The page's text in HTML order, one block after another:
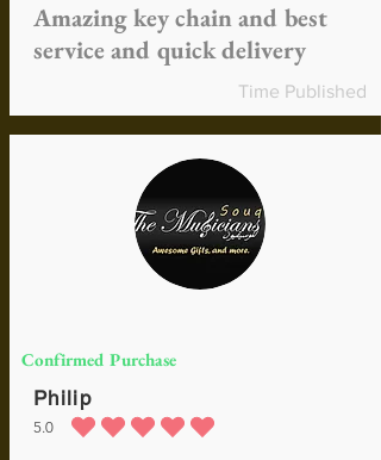
Amazing key chain and best
service and quick delivery
Time Published
Confirmed Purchase
Philip
5.0
durchschnittliches Rating ist 5 von 5